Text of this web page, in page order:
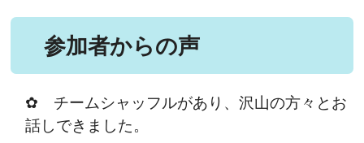
参加者からの声
✿ チームシャッフルがあり、沢山の方々とお
話しできました。